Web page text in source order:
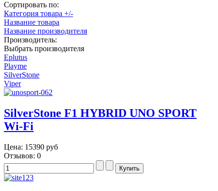
Сортировать по:
Категория товара +/-
Название товара
Название производителя
Производитель:
Выбрать производителя
Eplutus
Playme
SilverStone
Viper
SilverStone F1 HYBRID UNO SPORT
Wi-Fi
Цена: 15390 руб
Отзывов: 0